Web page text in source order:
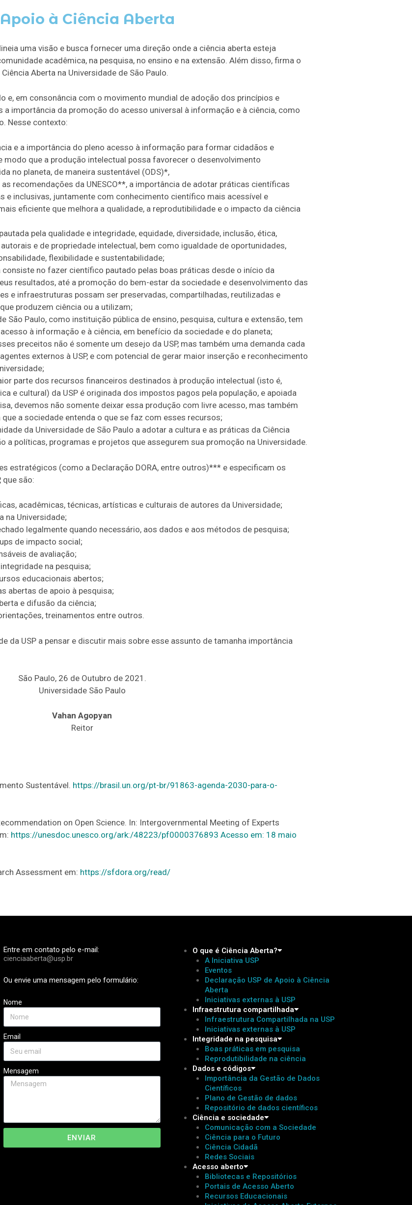
à Ciência Aberta
uma visão e busca fornecer uma direção onde a ciência aberta esteja
acadêmica, na pesquisa, no ensino e na extensão. Além disso, firma o
Aberta na Universidade de São Paulo.
e, em consonância com o movimento mundial de adoção dos princípios e
a importância da promoção do acesso universal à informação e à ciência, como
Nesse contexto:
e a importância do pleno acesso à informação para formar cidadãos e
que a produção intelectual possa favorecer o desenvolvimento
no planeta, de maneira sustentável (ODS)*,
recomendações da UNESCO**, a importância de adotar práticas científicas
e inclusivas, juntamente com conhecimento científico mais acessível e
eficiente que melhora a qualidade, a reprodutibilidade e o impacto da ciência
pela qualidade e integridade, equidade, diversidade, inclusão, ética,
e de propriedade intelectual, bem como igualdade de oportunidades,
flexibilidade e sustentabilidade;
consiste no fazer científico pautado pelas boas práticas desde o início da
resultados, até a promoção do bem-estar da sociedade e desenvolvimento das
e infraestruturas possam ser preservadas, compartilhadas, reutilizadas e
produzem ciência ou a utilizam;
São Paulo, como instituição pública de ensino, pesquisa, cultura e extensão, tem
à informação e à ciência, em benefício da sociedade e do planeta;
preceitos não é somente um desejo da USP, mas também uma demanda cada
externos à USP, e com potencial de gerar maior inserção e reconhecimento
parte dos recursos financeiros destinados à produção intelectual (isto é,
e cultural) da USP é originada dos impostos pagos pela população, e apoiada
devemos não somente deixar essa produção com livre acesso, mas também
a sociedade entenda o que se faz com esses recursos;
da Universidade de São Paulo a adotar a cultura e as práticas da Ciência
a políticas, programas e projetos que assegurem sua promoção na Universidade.
estratégicos (como a Declaração DORA, entre outros)*** e especificam os
que são:
acadêmicas, técnicas, artísticas e culturais de autores da Universidade;
na Universidade;
legalmente quando necessário, aos dados e aos métodos de pesquisa;
de impacto social;
de avaliação;
na pesquisa;
educacionais abertos;
abertas de apoio à pesquisa;
e difusão da ciência;
treinamentos entre outros.
da USP a pensar e discutir mais sobre esse assunto de tamanha importância
São Paulo, 26 de Outubro de 2021.
Universidade São Paulo
Vahan Agopyan
Reitor
Sustentável. https://brasil.un.org/pt-br/91863-agenda-2030-para-o-
on Open Science. In: Intergovernmental Meeting of Experts
https://unesdoc.unesco.org/ark:/48223/pf0000376893 Acesso em: 18 maio
Assessment em: https://sfdora.org/read/
Entre em contato pelo e-mail:
cienciaaberta@usp.br
Ou envie uma mensagem pelo formulário:
Nome
Email
Mensagem
ENVIAR
O que é Ciência Aberta?
A Iniciativa USP
Eventos
Declaração USP de Apoio à Ciência
Aberta
Iniciativas externas à USP
Infraestrutura compartilhada
Infraestrutura Compartilhada na USP​
Iniciativas externas à USP
Integridade na pesquisa
Boas práticas em pesquisa
Reprodutibilidade na ciência
Dados e códigos
Importância da Gestão de Dados
Científicos
Plano de Gestão de dados
Repositório de dados científicos
Ciência e sociedade
Comunicação com a Sociedade
Ciência para o Futuro
Ciência Cidadã
Redes Sociais
Acesso aberto
Bibliotecas e Repositórios
Portais de Acesso Aberto
Recursos Educacionais